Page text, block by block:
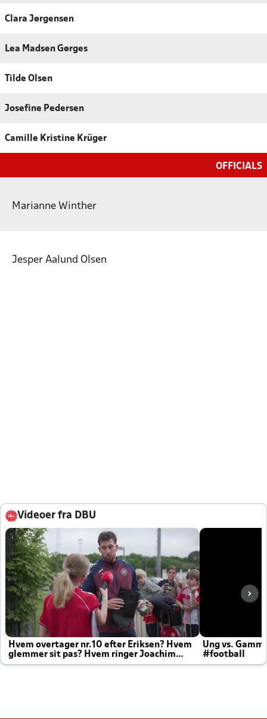
Clara Jørgensen
Lea Madsen Gørges
Tilde Olsen
Josefine Pedersen
Camille Kristine Krüger
OFFICIALS
Marianne Winther
Jesper Aalund Olsen
Videoer fra DBU
Hvem overtager nr.10 efter Eriksen? Hvem
glemmer sit pas? Hvem ringer Joachim
altid til efter kampe?
Ung vs.
#football